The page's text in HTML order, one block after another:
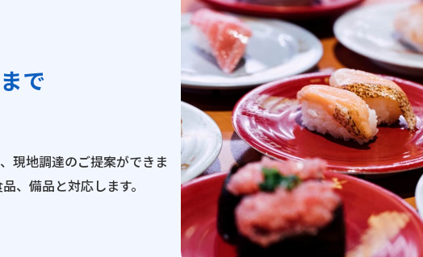
で
現地調達のご提案ができま
、備品と対応します。